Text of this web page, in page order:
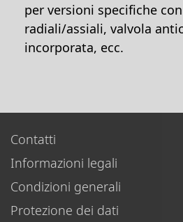
per versioni specifiche
radiali/assiali, valvola
incorporata, ecc.
Contatti
Informazioni legali
Condizioni generali
Protezione dei dati